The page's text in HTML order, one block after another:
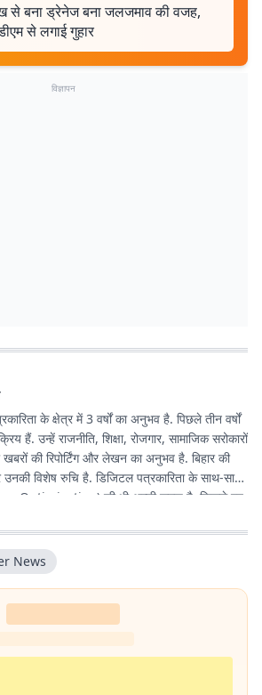
से बना ड्रेनेज बना जलजमाव की वजह,
से लगाई गुहार
विज्ञापन
के क्षेत्र में 3 वर्षों का अनुभव है. पिछले तीन वर्षों
हैं. उन्हें राजनीति, शिक्षा, रोजगार, सामाजिक सरोकारों
की रिपोर्टिंग और लेखन का अनुभव है. बिहार की
उनकी विशेष रुचि है. डिजिटल पत्रकारिता के साथ-साथ
Optimization) की भी अच्छी समझ है, जिससे वह
ढंग से खबरें पहुंचाने में दक्ष हैं. तथ्यपरक, विश्वसनीय
करना उनकी प्रमुख कार्यशैली है.
News